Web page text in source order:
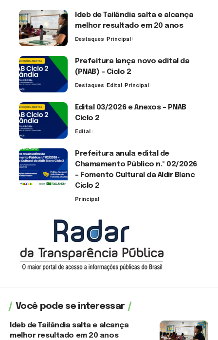
Ideb de Tailândia salta e alcança
melhor resultado em 20 anos
Destaques Principal
Prefeitura lança novo edital da
(PNAB) – Ciclo 2
Destaques Edital Principal
Edital 03/2026 e Anexos – PNAB
Ciclo 2
Edital
Prefeitura anula edital de
Chamamento Público n.º 02/2026
– Fomento Cultural da Aldir Blanc
Ciclo 2
Principal
Você pode se interessar
Ideb de Tailândia salta e alcança
melhor resultado em 20 anos